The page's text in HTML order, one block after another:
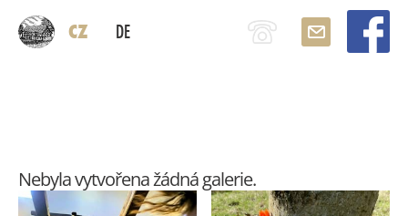
CZ DE
Nebyla vytvořena žádná galerie.